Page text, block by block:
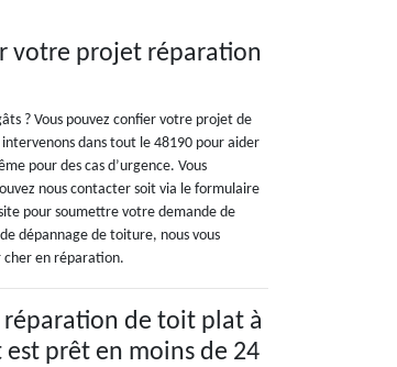
votre projet réparation
? Vous pouvez confier votre projet de
dans tout le 48190 pour aider
pour des cas d’urgence. Vous
nous contacter soit via le formulaire
pour soumettre votre demande de
dépannage de toiture, nous vous
cher en réparation.
de toit plat à
prêt en moins de 24